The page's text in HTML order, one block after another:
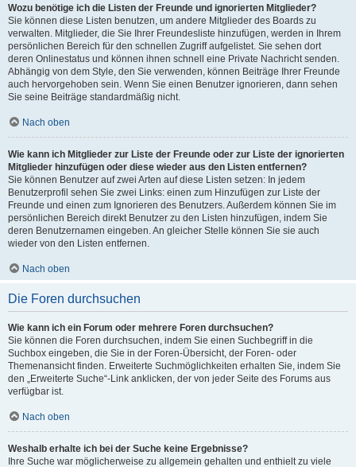
Wozu benötige ich die Listen der Freunde und ignorierten Mitglieder?
Sie können diese Listen benutzen, um andere Mitglieder des Boards zu
verwalten. Mitglieder, die Sie Ihrer Freundesliste hinzufügen, werden in Ihrem
persönlichen Bereich für den schnellen Zugriff aufgelistet. Sie sehen dort
deren Onlinestatus und können ihnen schnell eine Private Nachricht senden.
Abhängig von dem Style, den Sie verwenden, können Beiträge Ihrer Freunde
auch hervorgehoben sein. Wenn Sie einen Benutzer ignorieren, dann sehen
Sie seine Beiträge standardmäßig nicht.
Nach oben
Wie kann ich Mitglieder zur Liste der Freunde oder zur Liste der ignorierten
Mitglieder hinzufügen oder diese wieder aus den Listen entfernen?
Sie können Benutzer auf zwei Arten auf diese Listen setzen: In jedem
Benutzerprofil sehen Sie zwei Links: einen zum Hinzufügen zur Liste der
Freunde und einen zum Ignorieren des Benutzers. Außerdem können Sie im
persönlichen Bereich direkt Benutzer zu den Listen hinzufügen, indem Sie
deren Benutzernamen eingeben. An gleicher Stelle können Sie sie auch
wieder von den Listen entfernen.
Nach oben
Die Foren durchsuchen
Wie kann ich ein Forum oder mehrere Foren durchsuchen?
Sie können die Foren durchsuchen, indem Sie einen Suchbegriff in die
Suchbox eingeben, die Sie in der Foren-Übersicht, der Foren- oder
Themenansicht finden. Erweiterte Suchmöglichkeiten erhalten Sie, indem Sie
den „Erweiterte Suche“-Link anklicken, der von jeder Seite des Forums aus
verfügbar ist.
Nach oben
Weshalb erhalte ich bei der Suche keine Ergebnisse?
Ihre Suche war möglicherweise zu allgemein gehalten und enthielt zu viele